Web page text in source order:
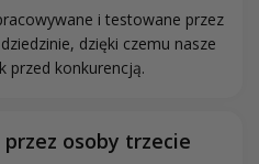
i testowane przez
dzięki czemu nasze
przed konkurencją.
osoby trzecie